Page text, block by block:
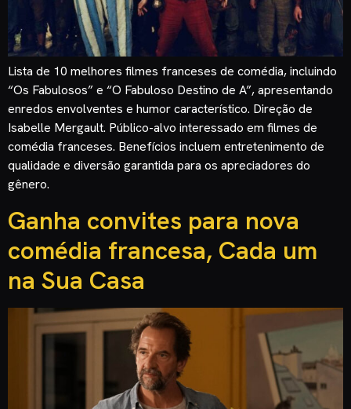
Lista de 10 melhores filmes franceses de comédia, incluindo
“Os Fabulosos” e “O Fabuloso Destino de A”, apresentando
enredos envolventes e humor característico. Direção de
Isabelle Mergault. Público-alvo interessado em filmes de
comédia franceses. Benefícios incluem entretenimento de
qualidade e diversão garantida para os apreciadores do
gênero.
Ganha convites para nova
comédia francesa, Cada um
na Sua Casa